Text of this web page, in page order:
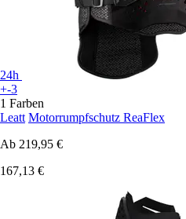
24h
+-3
1 Farben
Leatt Motorrumpfschutz ReaFlex
Ab 219,95 €
167,13 €